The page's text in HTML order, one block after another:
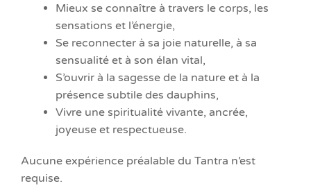
Mieux se connaître à travers le corps, les
sensations et l’énergie,
Se reconnecter à sa joie naturelle, à sa
sensualité et à son élan vital,
S’ouvrir à la sagesse de la nature et à la
présence subtile des dauphins,
Vivre une spiritualité vivante, ancrée,
joyeuse et respectueuse.
Aucune expérience préalable du Tantra n’est
requise.